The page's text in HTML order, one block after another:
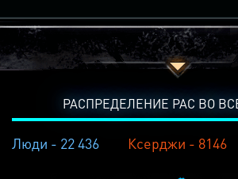
РАСПРЕДЕЛЕНИЕ РАС ВО
Люди - 22 436 Ксерджи - 8146